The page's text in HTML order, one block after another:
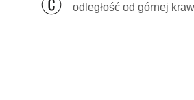
odległość od górnej